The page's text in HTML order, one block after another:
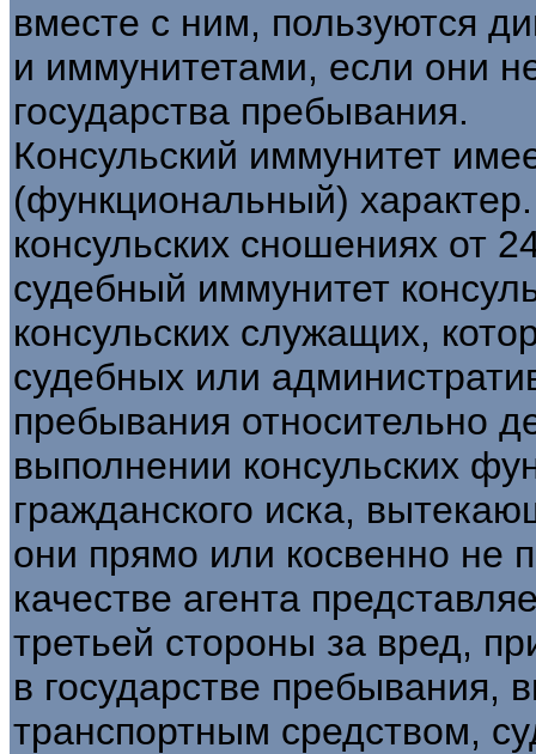
вместе с ним, пользуются
и иммунитетами, если они
государства пребывания.
Консульский иммунитет
(функциональный)
консульских сношениях от
судебный иммунитет
консульских служащих,
судебных или
пребывания относительно
выполнении консульских
гражданского иска,
они прямо или косвенно не
качестве агента
третьей стороны за вред,
в государстве пребывания,
транспортным средством,